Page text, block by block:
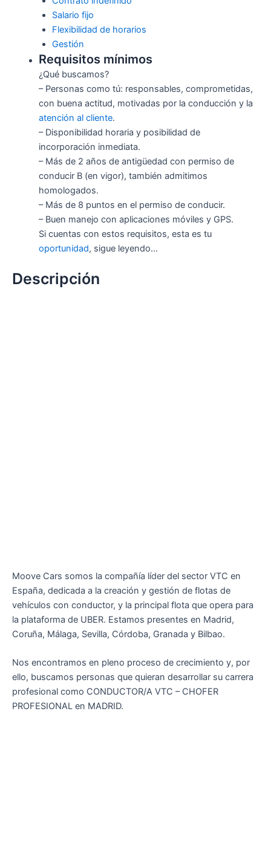
Salario fijo
Flexibilidad de horarios
Gestión
Requisitos mínimos
¿Qué buscamos?
– Personas como tú: responsables, comprometidas,
con buena actitud, motivadas por la conducción y la
atención al cliente.
– Disponibilidad horaria y posibilidad de
incorporación inmediata.
– Más de 2 años de antigüedad con permiso de
conducir B (en vigor), también admitimos
homologados.
– Más de 8 puntos en el permiso de conducir.
– Buen manejo con aplicaciones móviles y GPS.
Si cuentas con estos requisitos, esta es tu
oportunidad, sigue leyendo…
Descripción
Moove Cars somos la compañía líder del sector VTC en
España, dedicada a la creación y gestión de flotas de
vehículos con conductor, y la principal flota que opera para
la plataforma de UBER. Estamos presentes en Madrid,
Coruña, Málaga, Sevilla, Córdoba, Granada y Bilbao.
Nos encontramos en pleno proceso de crecimiento y, por
ello, buscamos personas que quieran desarrollar su carrera
profesional como CONDUCTOR/A VTC – CHOFER
PROFESIONAL en MADRID.